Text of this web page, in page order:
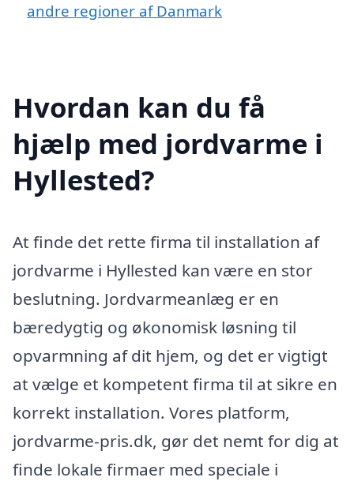
andre regioner af Danmark
Hvordan kan du få
hjælp med jordvarme i
Hyllested?
At finde det rette firma til installation af
jordvarme i Hyllested kan være en stor
beslutning. Jordvarmeanlæg er en
bæredygtig og økonomisk løsning til
opvarmning af dit hjem, og det er vigtigt
at vælge et kompetent firma til at sikre en
korrekt installation. Vores platform,
jordvarme-pris.dk, gør det nemt for dig at
finde lokale firmaer med speciale i